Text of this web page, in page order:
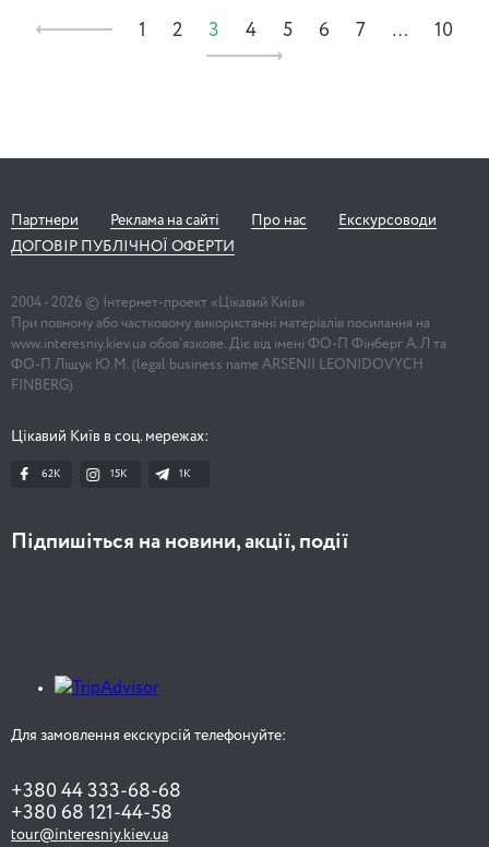
1 2 3 4 5 6 7 … 10
Партнери Реклама на сайті Про нас
Екскурсоводи
ДОГОВІР ПУБЛІЧНОЇ ОФЕРТИ
2004 - 2026 © Інтернет-проект «Цікавий Київ»
При повному або частковому використанні матеріалів посилання на
www.interesniy.kiev.ua обов'язкове. Діє від імені ФО-П Фінберг А.Л та
ФО-П Ліщук Ю.М. (legal business name ARSENII LEONIDOVYCH
FINBERG)
Цікавий Київ в соц. мережах:
62K 15K 1К
Підпишіться на новини, акції, події
Для замовлення екскурсій телефонуйте:
+380 44 333-68-68
+380 68 121-44-58
tour@interesniy.kiev.ua